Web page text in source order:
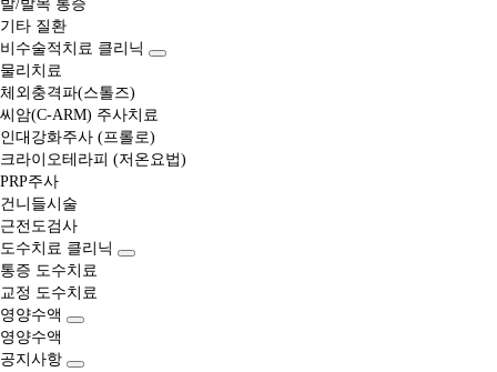
발/발목 통증
기타 질환
비수술적치료 클리닉
물리치료
체외충격파(스톨즈)
씨암(C-ARM) 주사치료
인대강화주사 (프롤로)
크라이오테라피 (저온요법)
PRP주사
건니들시술
근전도검사
도수치료 클리닉
통증 도수치료
교정 도수치료
영양수액
영양수액
공지사항